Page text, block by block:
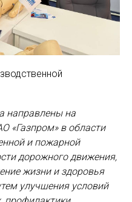
направлены на
«Газпром» в области
и пожарной
дорожного движения,
жизни и здоровья
улучшения условий